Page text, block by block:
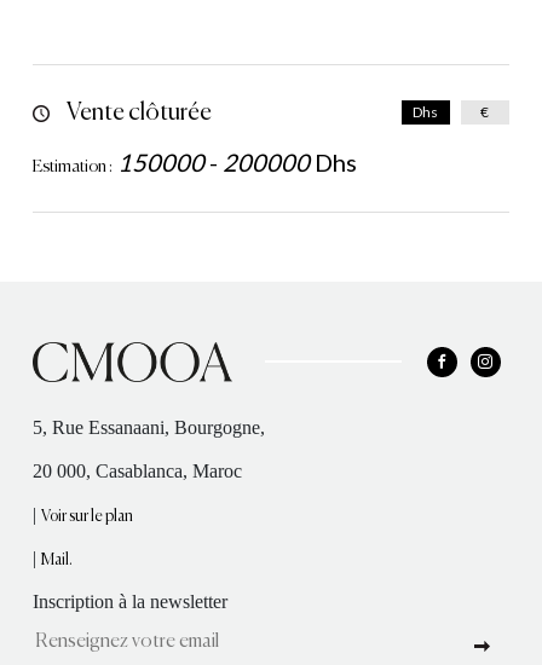
Vente clôturée
Estimation : 150000- 200000 Dhs
Dhs €
5, Rue Essanaani, Bourgogne,
20 000, Casablanca, Maroc
|Voir sur le plan
|Mail.
Inscription à la newsletter